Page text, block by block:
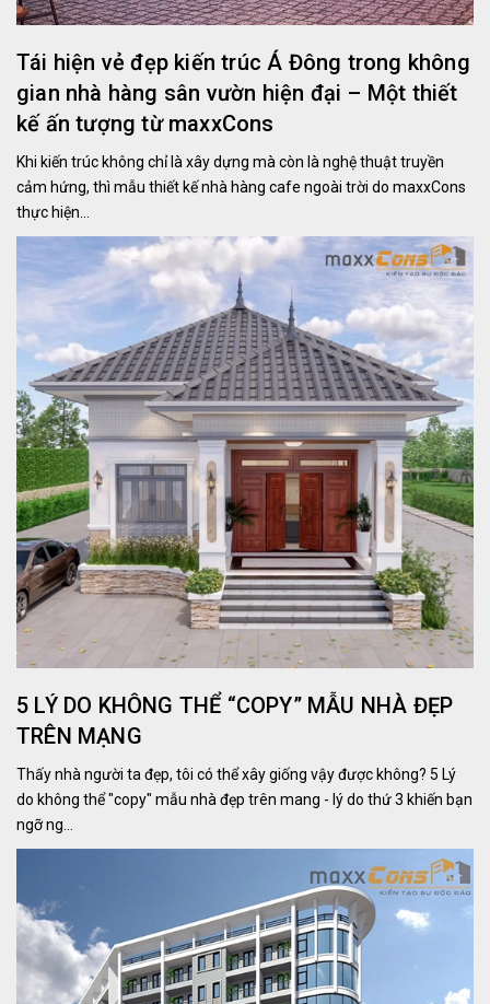
Tái hiện vẻ đẹp kiến trúc Á Đông trong không
gian nhà hàng sân vườn hiện đại – Một thiết
kế ấn tượng từ maxxCons
Khi kiến trúc không chỉ là xây dựng mà còn là nghệ thuật truyền
cảm hứng, thì mẫu thiết kế nhà hàng cafe ngoài trời do maxxCons
thực hiện...
5 LÝ DO KHÔNG THỂ “COPY” MẪU NHÀ ĐẸP
TRÊN MẠNG
Thấy nhà người ta đẹp, tôi có thể xây giống vậy được không? 5 Lý
do không thể "copy" mẫu nhà đẹp trên mang - lý do thứ 3 khiến bạn
ngỡ ng...